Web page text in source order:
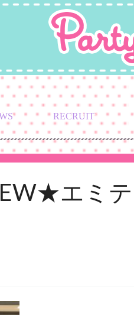
RECRUIT
エミテ